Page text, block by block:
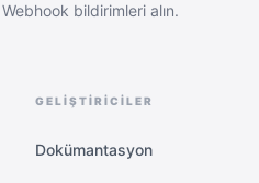
bildirimleri alın.
GELIŞTIRICILER
Dokümantasyon